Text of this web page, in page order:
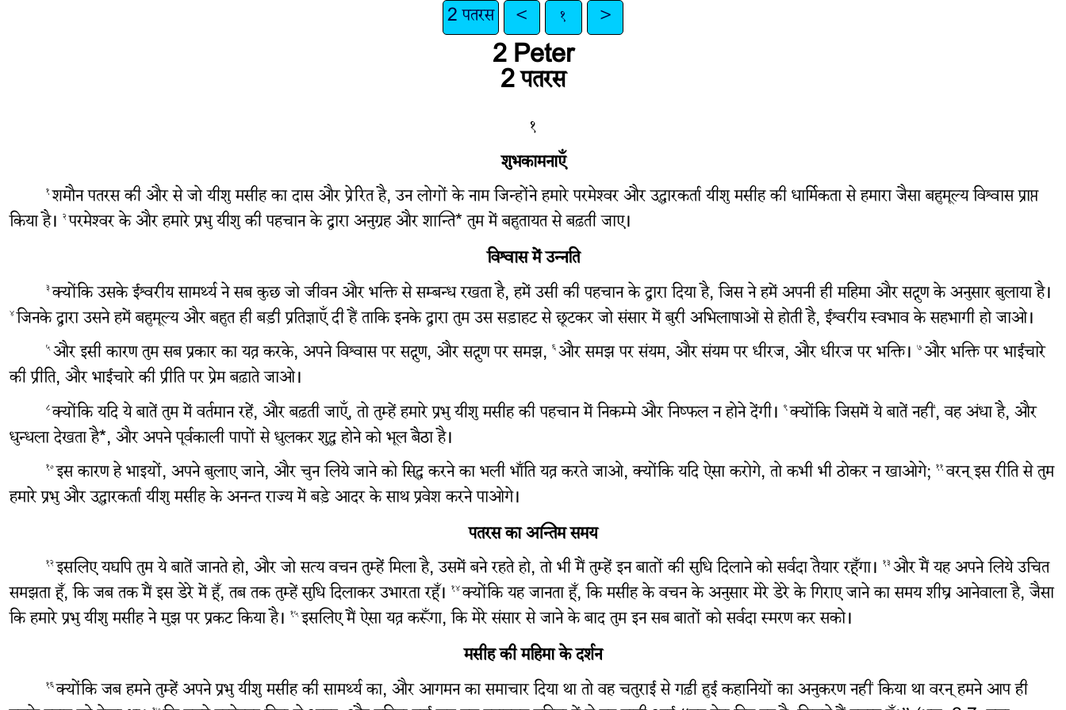
2 पतरस < १ >
2 Peter
2 पतरस
१
शुभकामनाएँ
१शमौन पतरस की और से जो यीशु मसीह का दास और प्रेरित है, उन लोगों के नाम जिन्होंने हमारे परमेश्‍वर और उद्धारकर्ता यीशु मसीह की धार्मिकता से हमारा जैसा बहुमूल्य विश्वास प्राप्त
किया है। २परमेश्‍वर के और हमारे प्रभु यीशु की पहचान के द्वारा अनुग्रह और शान्ति* तुम में बहुतायत से बढ़ती जाए।
विश्वास में उन्नति
३क्योंकि उसके ईश्वरीय सामर्थ्य ने सब कुछ जो जीवन और भक्ति से सम्बन्ध रखता है, हमें उसी की पहचान के द्वारा दिया है, जिस ने हमें अपनी ही महिमा और सद्गुण के अनुसार बुलाया है।
४जिनके द्वारा उसने हमें बहुमूल्य और बहुत ही बड़ी प्रतिज्ञाएँ दी हैं ताकि इनके द्वारा तुम उस सड़ाहट से छूटकर जो संसार में बुरी अभिलाषाओं से होती है, ईश्वरीय स्वभाव के सहभागी हो जाओ।
५और इसी कारण तुम सब प्रकार का यत्न करके, अपने विश्वास पर सद्गुण, और सद्गुण पर समझ, ६और समझ पर संयम, और संयम पर धीरज, और धीरज पर भक्ति। ७और भक्ति पर भाईचारे
की प्रीति, और भाईचारे की प्रीति पर प्रेम बढ़ाते जाओ।
८क्योंकि यदि ये बातें तुम में वर्तमान रहें, और बढ़ती जाएँ, तो तुम्हें हमारे प्रभु यीशु मसीह की पहचान में निकम्मे और निष्फल न होने देंगी। ९क्योंकि जिसमें ये बातें नहीं, वह अंधा है, और
धुन्धला देखता है*, और अपने पूर्वकाली पापों से धुलकर शुद्ध होने को भूल बैठा है।
१०इस कारण हे भाइयों, अपने बुलाए जाने, और चुन लिये जाने को सिद्ध करने का भली भाँति यत्न करते जाओ, क्योंकि यदि ऐसा करोगे, तो कभी भी ठोकर न खाओगे; ११वरन् इस रीति से तुम
हमारे प्रभु और उद्धारकर्ता यीशु मसीह के अनन्त राज्य में बड़े आदर के साथ प्रवेश करने पाओगे।
पतरस का अन्तिम समय
१२इसलिए यद्यपि तुम ये बातें जानते हो, और जो सत्य वचन तुम्हें मिला है, उसमें बने रहते हो, तो भी मैं तुम्हें इन बातों की सुधि दिलाने को सर्वदा तैयार रहूँगा। १३और मैं यह अपने लिये उचित
समझता हूँ, कि जब तक मैं इस डेरे में हूँ, तब तक तुम्हें सुधि दिलाकर उभारता रहूँ। १४क्योंकि यह जानता हूँ, कि मसीह के वचन के अनुसार मेरे डेरे के गिराए जाने का समय शीघ्र आनेवाला है, जैसा
कि हमारे प्रभु यीशु मसीह ने मुझ पर प्रकट किया है। १५इसलिए मैं ऐसा यत्न करूँगा, कि मेरे संसार से जाने के बाद तुम इन सब बातों को सर्वदा स्मरण कर सको।
मसीह की महिमा के दर्शन
१६क्योंकि जब हमने तुम्हें अपने प्रभु यीशु मसीह की सामर्थ्य का, और आगमन का समाचार दिया था तो वह चतुराई से गढ़ी हुई कहानियों का अनुकरण नहीं किया था वरन् हमने आप ही